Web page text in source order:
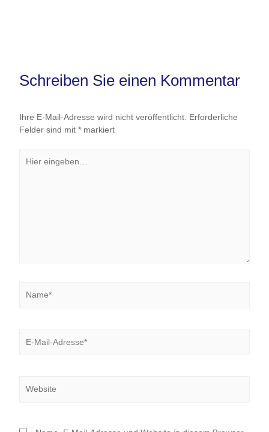
Schreiben Sie einen Kommentar
Ihre E-Mail-Adresse wird nicht veröffentlicht. Erforderliche
Felder sind mit *markiert
eingeben…
Mail-